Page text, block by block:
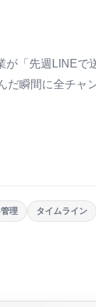
が「先週LINE
だ瞬間に全チャ
理 タイムライン